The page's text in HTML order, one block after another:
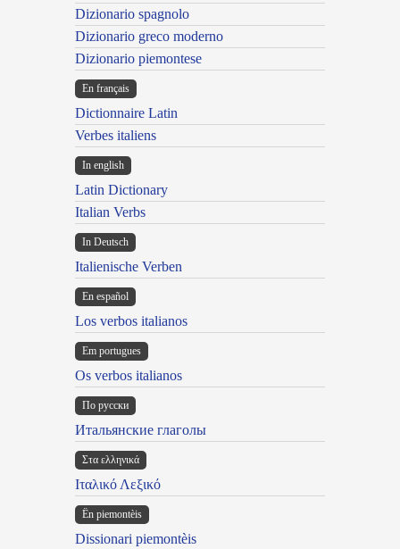
Dizionario spagnolo
Dizionario greco moderno
Dizionario piemontese
En français
Dictionnaire Latin
Verbes italiens
In english
Latin Dictionary
Italian Verbs
In Deutsch
Italienische Verben
En español
Los verbos italianos
Em portugues
Os verbos italianos
По русски
Итальянские глаголы
Στα ελληνικά
Ιταλικό Λεξικό
Ën piemontèis
Dissionari piemontèis